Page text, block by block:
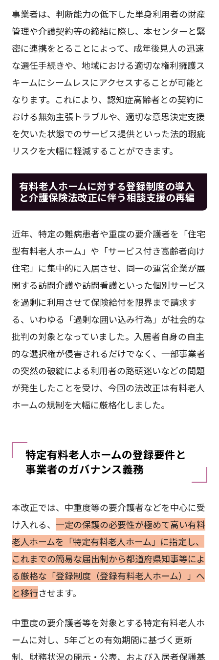
事業者は、判断能力の低下した単身利用者の財産
管理や介護契約等の締結に際し、本センターと緊
密に連携をとることによって、成年後見人の迅速
な選任手続きや、地域における適切な権利擁護ス
キームにシームレスにアクセスすることが可能と
なります。これにより、認知症高齢者との契約に
おける無効主張トラブルや、適切な意思決定支援
を欠いた状態でのサービス提供といった法的瑕疵
リスクを大幅に軽減することができます。
有料老人ホームに対する登録制度の導入
と介護保険法改正に伴う相談支援の再編
近年、特定の難病患者や重度の要介護者を「住宅
型有料老人ホーム」や「サービス付き高齢者向け
住宅」に集中的に入居させ、同一の運営企業が展
開する訪問介護や訪問看護といった個別サービス
を過剰に利用させて保険給付を限界まで請求す
る、いわゆる「過剰な囲い込み行為」が社会的な
批判の対象となっていました。入居者自身の自主
的な選択権が侵害されるだけでなく、一部事業者
の突然の破綻による利用者の路頭迷いなどの問題
が発生したことを受け、今回の法改正は有料老人
ホームの規制を大幅に厳格化しました。
特定有料老人ホームの登録要件と
事業者のガバナンス義務
本改正では、中重度等の要介護者などを中心に受
け入れる、 一定の保護の必要性が極めて高い有料
老人ホームを「特定有料老人ホーム」に指定し、
これまでの簡易な届出制から都道府県知事等によ
る厳格な「登録制度（登録有料老人ホーム）」へ
と移行させます。
中重度の要介護者等を対象とする特定有料老人ホ
ームに対し、5年ごとの有効期間に基づく更新
制、財務状況の開示・公表、および入居者保護基